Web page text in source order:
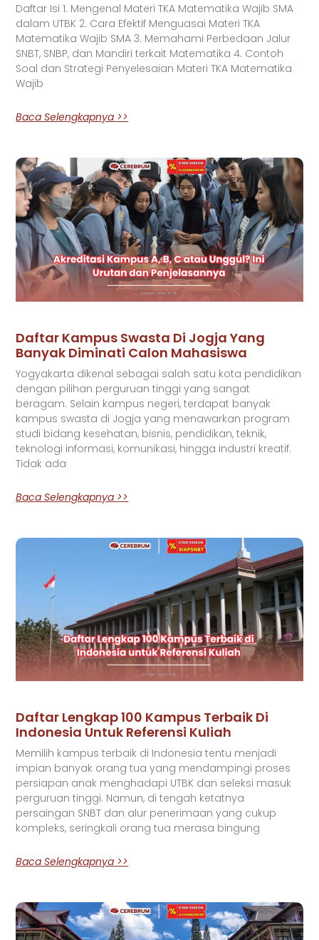
Daftar Isi 1. Mengenal Materi TKA Matematika Wajib SMA
dalam UTBK 2. Cara Efektif Menguasai Materi TKA
Matematika Wajib SMA 3. Memahami Perbedaan Jalur
SNBT, SNBP, dan Mandiri terkait Matematika 4. Contoh
Soal dan Strategi Penyelesaian Materi TKA Matematika
Wajib
Baca Selengkapnya >>
Daftar Kampus Swasta Di Jogja Yang
Banyak Diminati Calon Mahasiswa
Yogyakarta dikenal sebagai salah satu kota pendidikan
dengan pilihan perguruan tinggi yang sangat
beragam. Selain kampus negeri, terdapat banyak
kampus swasta di Jogja yang menawarkan program
studi bidang kesehatan, bisnis, pendidikan, teknik,
teknologi informasi, komunikasi, hingga industri kreatif.
Tidak ada
Baca Selengkapnya >>
Daftar Lengkap 100 Kampus Terbaik Di
Indonesia Untuk Referensi Kuliah
Memilih kampus terbaik di Indonesia tentu menjadi
impian banyak orang tua yang mendampingi proses
persiapan anak menghadapi UTBK dan seleksi masuk
perguruan tinggi. Namun, di tengah ketatnya
persaingan SNBT dan alur penerimaan yang cukup
kompleks, seringkali orang tua merasa bingung
Baca Selengkapnya >>